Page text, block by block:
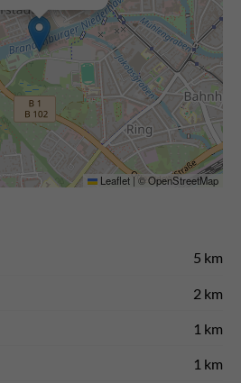
Leaflet | ©OpenStreetMap
5 km
2 km
1 km
1 km